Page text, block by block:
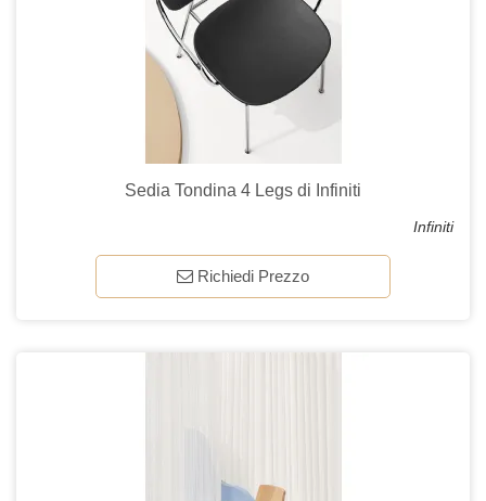
Sedia Tondina 4 Legs di Infiniti
Infiniti
Richiedi Prezzo